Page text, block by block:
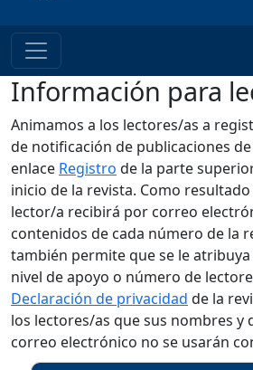
Información para
Animamos a los lectores/as a
de notificación de publicaciones
enlace Registro de la parte
inicio de la revista. Como
lector/a recibirá por correo
contenidos de cada número de la
también permite que se le
nivel de apoyo o número de
Declaración de privacidad de la
los lectores/as que sus nombres y
correo electrónico no se usarán